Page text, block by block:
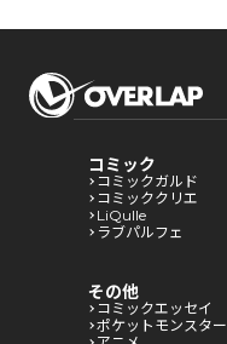
コミック
コミックガルド
コミッククリエ
LiQulle
ラブパルフェ
その他
コミックエッセイ
ポケットモンスター